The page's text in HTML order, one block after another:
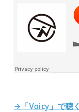
→「Voicy」で聴く